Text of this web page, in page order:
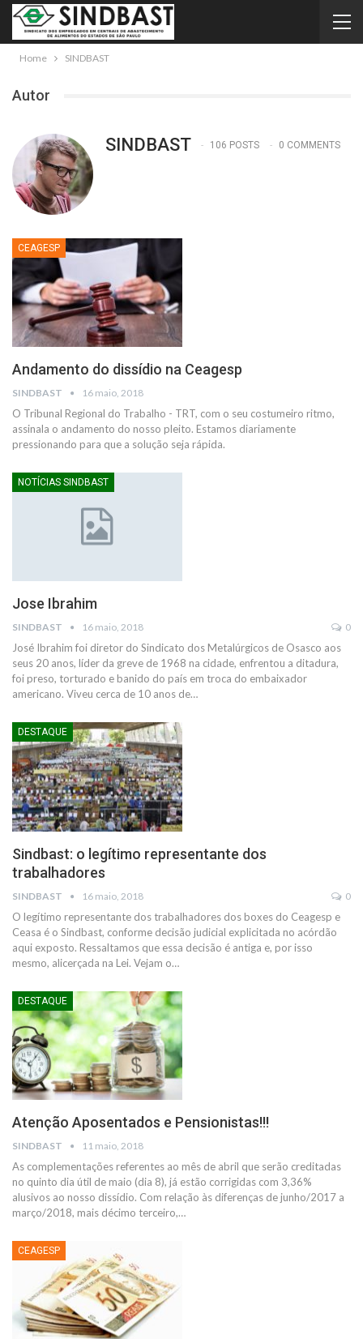
Home SINDBAST
Autor
SINDBAST 106 POSTS 0 COMMENTS
CEAGESP
Andamento do dissídio na Ceagesp
SINDBAST 16 maio, 2018
O Tribunal Regional do Trabalho - TRT, com o seu costumeiro ritmo,
assinala o andamento do nosso pleito. Estamos diariamente
pressionando para que a solução seja rápida.
NOTÍCIAS SINDBAST
Jose Ibrahim
SINDBAST 16 maio, 2018 0
José Ibrahim foi diretor do Sindicato dos Metalúrgicos de Osasco aos
seus 20 anos, líder da greve de 1968 na cidade, enfrentou a ditadura,
foi preso, torturado e banido do país em troca do embaixador
americano. Viveu cerca de 10 anos de…
DESTAQUE
Sindbast: o legítimo representante dos
trabalhadores
SINDBAST 16 maio, 2018 0
O legítimo representante dos trabalhadores dos boxes do Ceagesp e
Ceasa é o Sindbast, conforme decisão judicial explicitada no acórdão
aqui exposto. Ressaltamos que essa decisão é antiga e, por isso
mesmo, alicerçada na Lei. Vejam o…
DESTAQUE
Atenção Aposentados e Pensionistas!!!
SINDBAST 11 maio, 2018
As complementações referentes ao mês de abril que serão creditadas
no quinto dia útil de maio (dia 8), já estão corrigidas com 3,36%
alusivos ao nosso dissídio. Com relação às diferenças de junho/2017 a
março/2018, mais décimo terceiro,…
CEAGESP